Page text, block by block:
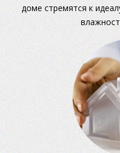
доме стремятся к